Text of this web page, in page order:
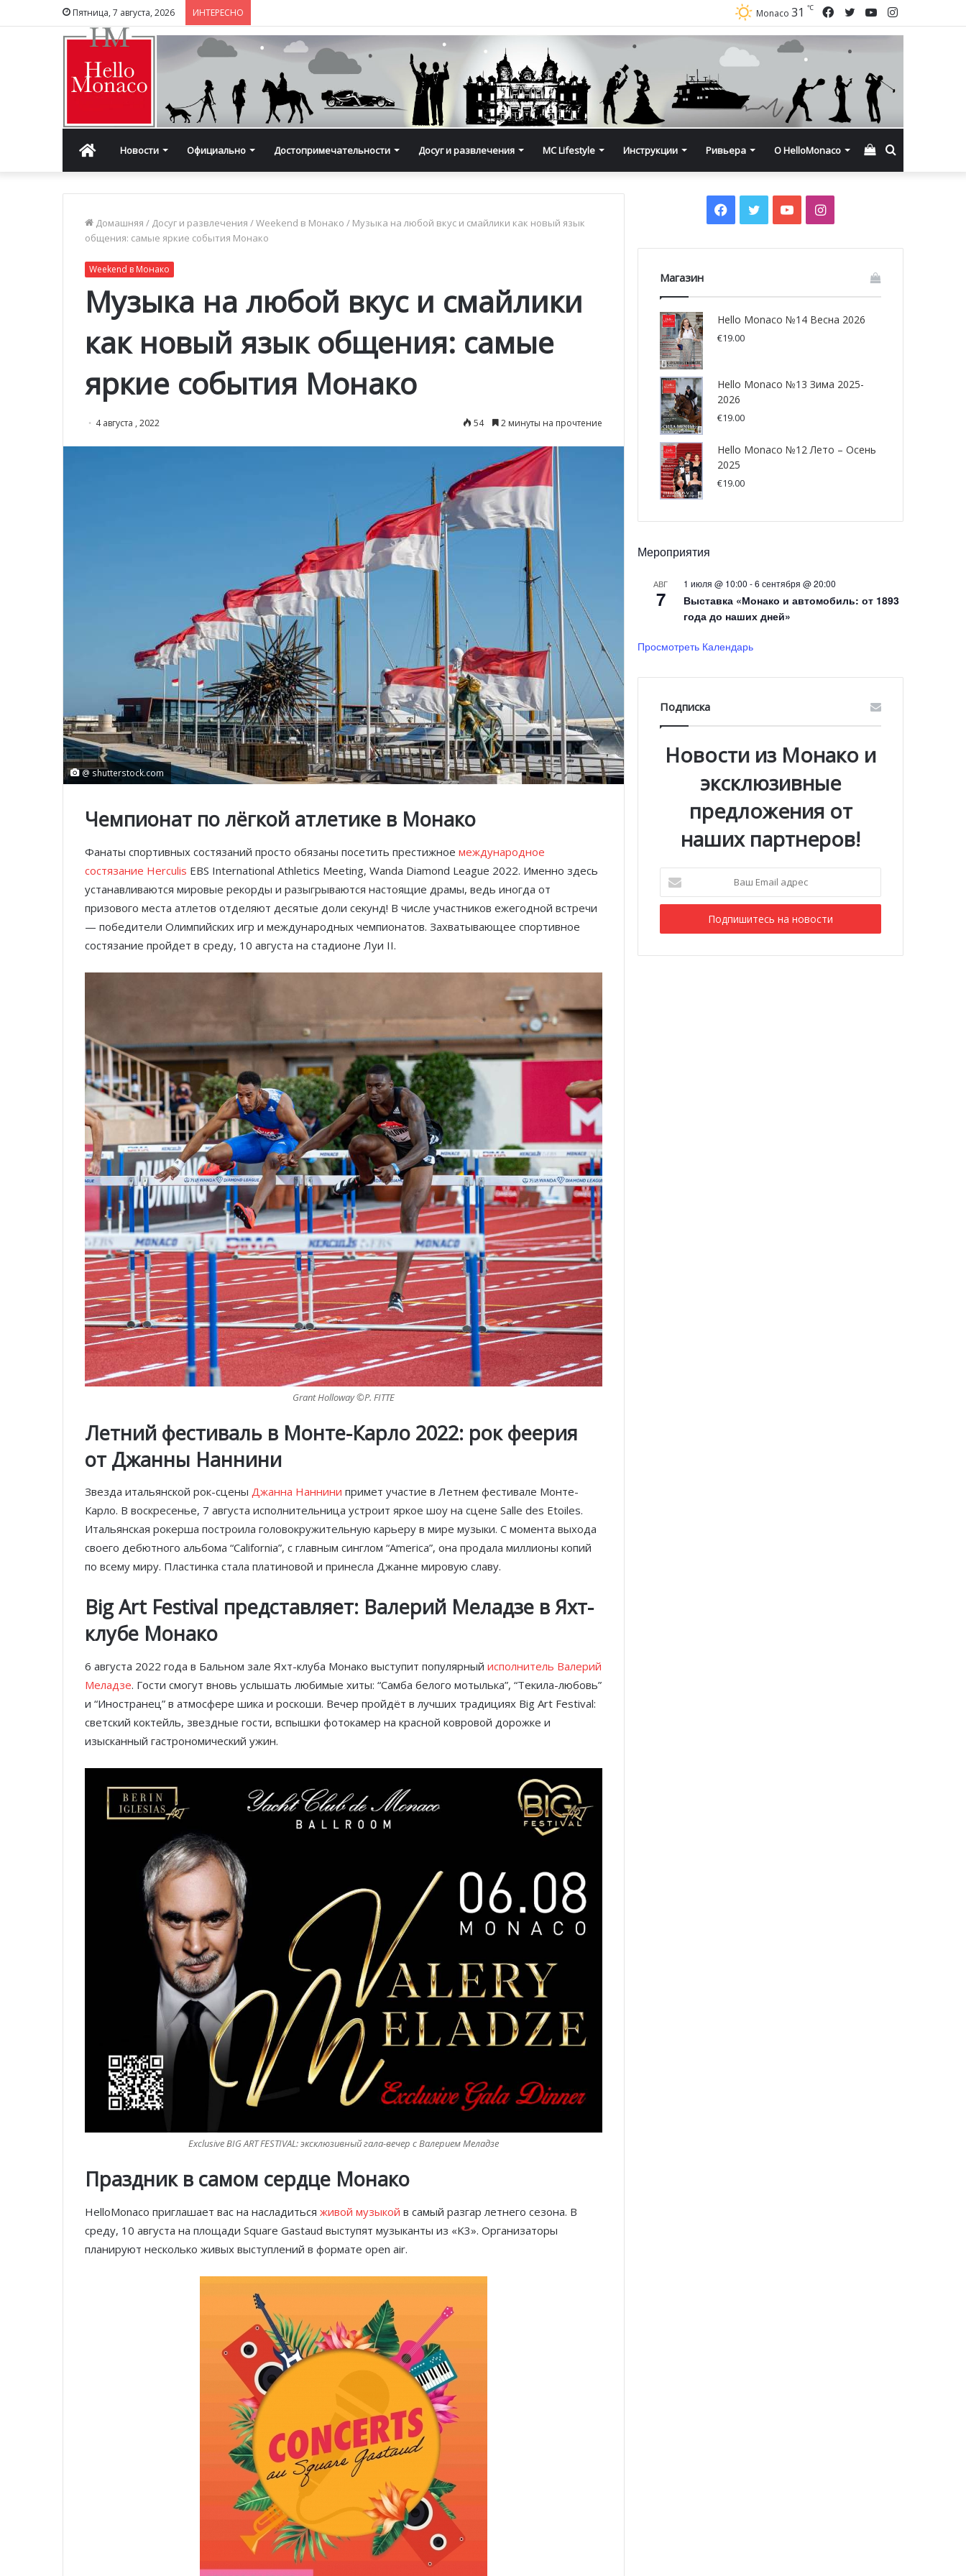
Пятница, 7 августа, 2026 ИНТЕРЕСНО Instagram
YouTube
Twitter
Facebook
Monaco 31 ℃
ГлавнаяНовости Официально Достопримечательности Досуг и развлечения MC Lifestyle Инструкции Ривьера О HelloMonaco Смотреть
Домашняя / Досуг и развлечения /Weekend в Монако / Музыка на любой вкус и смайлики как новый язык
общения: самые яркие события Монако
Weekend в Монако
Музыка на любой вкус и смайлики
как новый язык общения: самые
яркие события Монако
4 августа , 2022 54 2 минуты на прочтение
@ shutterstock.com
Чемпионат по лёгкой атлетике в Монако
Фанаты спортивных состязаний просто обязаны посетить престижное международное
состязание Herculis EBS International Athletics Meeting, Wanda Diamond League 2022. Именно здесь
устанавливаются мировые рекорды и разыгрываются настоящие драмы, ведь иногда от
призового места атлетов отделяют десятые доли секунд! В числе участников ежегодной встречи
— победители Олимпийских игр и международных чемпионатов. Захватывающее спортивное
состязание пройдет в среду, 10 августа на стадионе Луи II.
Grant Holloway ©P. FITTE
Летний фестиваль в Монте-Карло 2022: рок феерия
от Джанны Наннини
Звезда итальянской рок-сцены Джанна Наннини примет участие в Летнем фестивале Монте-
Карло. В воскресенье, 7 августа исполнительница устроит яркое шоу на сцене Salle des Etoiles.
Итальянская рокерша построила головокружительную карьеру в мире музыки. С момента выхода
своего дебютного альбома “California”, с главным синглом “America”, она продала миллионы копий
по всему миру. Пластинка стала платиновой и принесла Джанне мировую славу.
Big Art Festival представляет: Валерий Меладзе в Яхт-
клубе Монако
6 августа 2022 года в Бальном зале Яхт-клуба Монако выступит популярный исполнитель Валерий
Меладзе. Гости смогут вновь услышать любимые хиты: “Самба белого мотылька”, “Текила-любовь”
и “Иностранец” в атмосфере шика и роскоши. Вечер пройдёт в лучших традициях Big Art Festival:
светский коктейль, звездные гости, вспышки фотокамер на красной ковровой дорожке и
изысканный гастрономический ужин.
Exclusive BIG ART FESTIVAL: эксклюзивный гала-вечер с Валерием Меладзе
Праздник в самом сердце Монако
HelloMonaco приглашает вас на насладиться живой музыкой в самый разгар летнего сезона. В
среду, 10 августа на площади Square Gastaud выступят музыканты из «K3». Организаторы
планируют несколько живых выступлений в формате open air.
Facebook
TwitterYouTubeInstagram
Магазин
Hello Monaco №14 Весна 2026
€19.00
Hello Monaco №13 Зима 2025-
2026
€19.00
Hello Monaco №12 Лето – Осень
2025
€19.00
Мероприятия
АВГ
7
1 июля @ 10:00 -6 сентября @ 20:00
Выставка «Монако и автомобиль: от 1893
года до наших дней»
Просмотреть Календарь
Подписка
Новости из Монако и
эксклюзивные
предложения от
наших партнеров!
Email
адрес